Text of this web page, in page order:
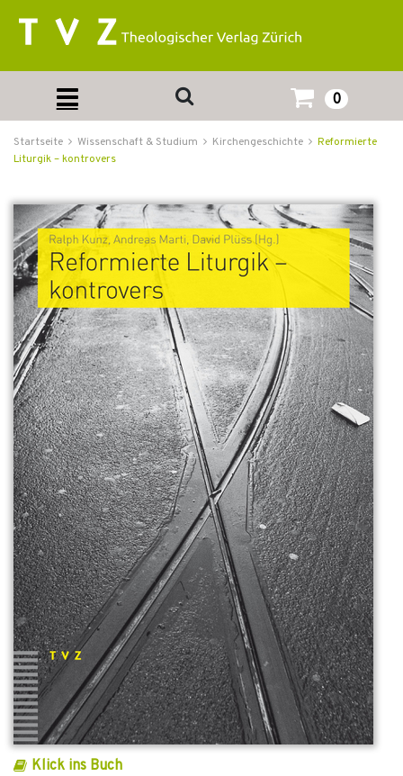
0
Startseite Wissenschaft & Studium Kirchengeschichte
Reformierte
Liturgik – kontrovers
Klick ins Buch